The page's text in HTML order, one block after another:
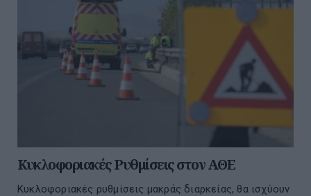
Κυκλοφοριακές Ρυθμίσεις στον ΑΘΕ
Κυκλοφοριακές ρυθμίσεις μακράς διαρκείας, θα ισχύουν